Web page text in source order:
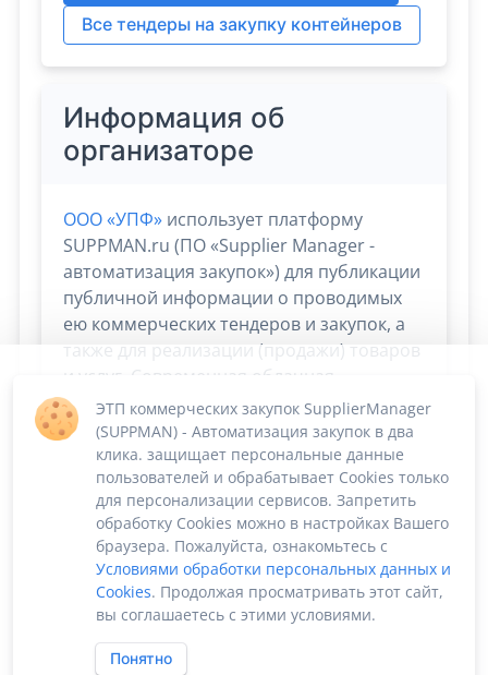
Все тендеры на закупку контейнеров
Информация об
организаторе
ООО «УПФ» использует платформу
SUPPMAN.ru (ПО «Supplier Manager -
автоматизация закупок») для публикации
публичной информации о проводимых
ею коммерческих тендеров и закупок, а
также для реализации (продажи) товаров
и услуг. Современная облачная
платформа Supplier Manager дает
возможностьсосредоточиться на
скорости и эффективности сбыта и
снабжения. Остальные процессы берёт
на себя!
ЭТП коммерческих закупок SupplierManager
(SUPPMAN) - Автоматизация закупок в два
клика. защищает персональные данные
пользователей и обрабатывает Cookies только
для персонализации сервисов. Запретить
обработку Cookies можно в настройках Вашего
браузера. Пожалуйста, ознакомьтесь с
Условиями обработки персональных данных и
Cookies. Продолжая просматривать этот сайт,
вы соглашаетесь с этими условиями.
Понятно